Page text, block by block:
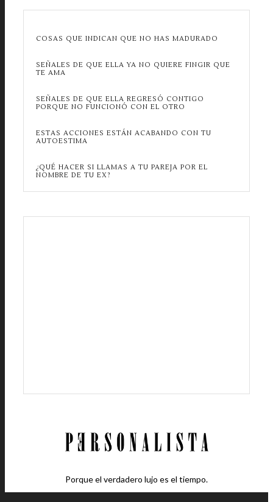
COSAS QUE INDICAN QUE NO HAS MADURADO
SEÑALES DE QUE ELLA YA NO QUIERE FINGIR QUE
TE AMA
SEÑALES DE QUE ELLA REGRESÓ CONTIGO
PORQUE NO FUNCIONÓ CON EL OTRO
ESTAS ACCIONES ESTÁN ACABANDO CON TU
AUTOESTIMA
¿QUÉ HACER SI LLAMAS A TU PAREJA POR EL
NOMBRE DE TU EX?
Porque el verdadero lujo es el tiempo.